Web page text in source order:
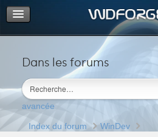
Dans les forums
avancée
Portail
Index du forum
M’enregistrer
Connexion
Index du forum WinDev